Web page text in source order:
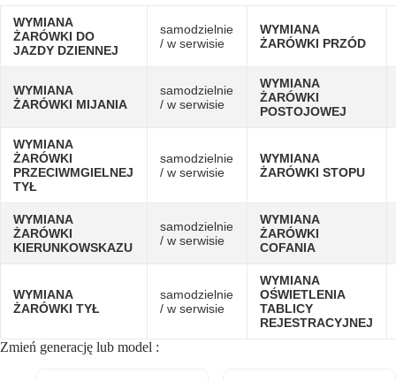
WYMIANA
ŻARÓWKI DO
JAZDY DZIENNEJ
samodzielnie
/ w serwisie
WYMIANA
ŻARÓWKI PRZÓD
WYMIANA
ŻARÓWKI MIJANIA
samodzielnie
/ w serwisie
WYMIANA
ŻARÓWKI
POSTOJOWEJ
WYMIANA
ŻARÓWKI
PRZECIWMGIELNEJ
TYŁ
samodzielnie
/ w serwisie
WYMIANA
ŻARÓWKI STOPU
WYMIANA
ŻARÓWKI
KIERUNKOWSKAZU
samodzielnie
/ w serwisie
WYMIANA
ŻARÓWKI
COFANIA
WYMIANA
ŻARÓWKI TYŁ
samodzielnie
/ w serwisie
WYMIANA
OŚWIETLENIA
TABLICY
REJESTRACYJNEJ
Zmień generację lub model :